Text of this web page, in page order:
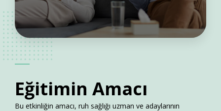
Eğitimin Amacı
Bu etkinliğin amacı, ruh sağlığı uzman ve adaylarının